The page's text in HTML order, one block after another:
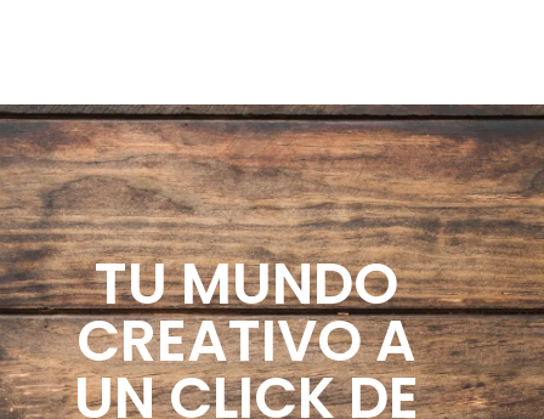
TU MUNDO
CREATIVO A
UN CLICK DE